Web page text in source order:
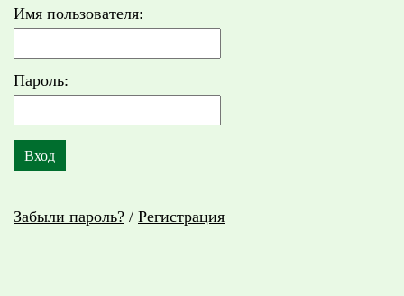
Имя пользователя:
Пароль:
Забыли пароль? / Регистрация